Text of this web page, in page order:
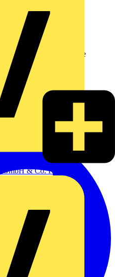
GmbH & Co. KG
erhalten Sie stets aktuelle
Datenschutzerklärung